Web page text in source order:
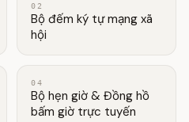
02
Bộ đếm ký tự mạng xã
hội
04
Bộ hẹn giờ & Đồng hồ
bấm giờ trực tuyến